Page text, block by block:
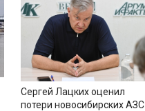
Сергей Лацких оценил
потери новосибирских АЗС